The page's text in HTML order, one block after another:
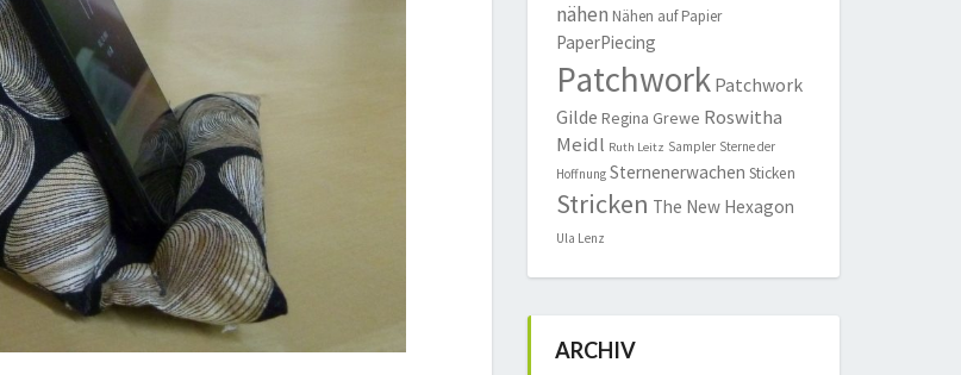
nähen Nähen auf Papier
PaperPiecing
Patchwork Patchwork
Gilde Regina Grewe Roswitha
Meidl Ruth Leitz Sampler Sterne der
Hoffnung Sternenerwachen Sticken
Stricken The New Hexagon
Ula Lenz
ARCHIV